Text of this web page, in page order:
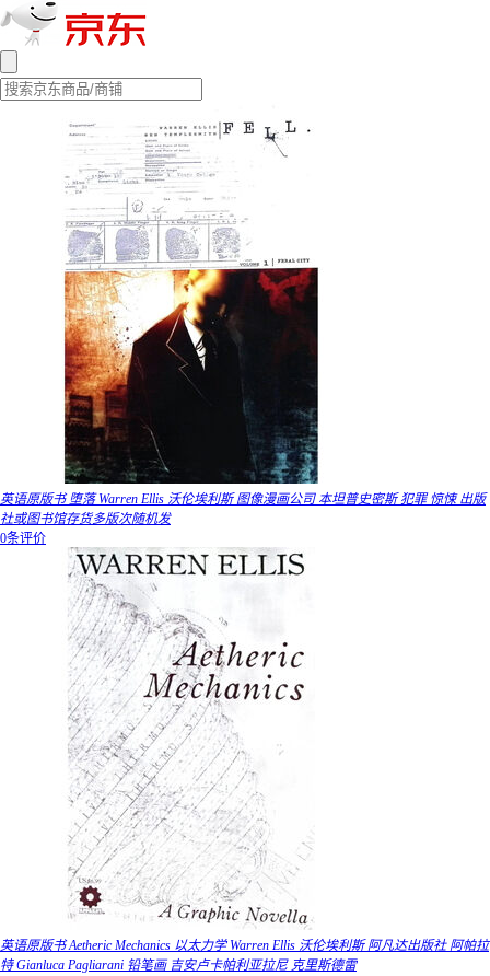
英语原版书 堕落 Warren Ellis 沃伦埃利斯 图像漫画公司 本坦普史密斯 犯罪 惊悚 出版
社或图书馆存货多版次随机发
0条评价
英语原版书 Aetheric Mechanics 以太力学 Warren Ellis 沃伦埃利斯 阿凡达出版社 阿帕拉
特 Gianluca Pagliarani 铅笔画 吉安卢卡帕利亚拉尼 克里斯德雷